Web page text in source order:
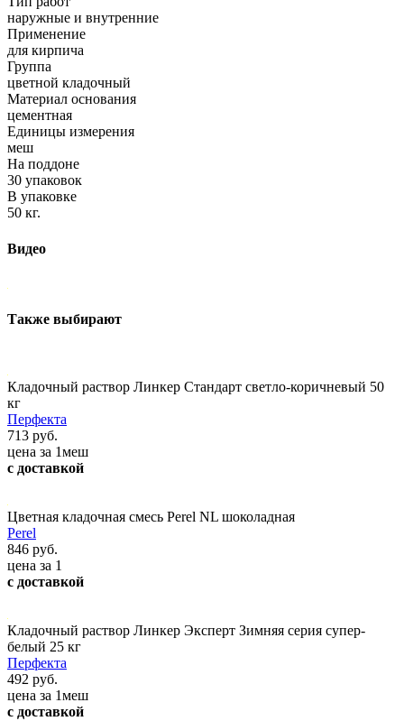
наружные и внутренние
Применение
для кирпича
Группа
цветной кладочный
Материал основания
цементная
Единицы измерения
меш
На поддоне
30 упаковок
В упаковке
50 кг.
Видео
Также выбирают
Кладочный раствор Линкер Стандарт светло-коричневый 50
кг
Перфекта
713 руб.
цена за 1меш
с доставкой
Цветная кладочная смесь Perel NL шоколадная
Perel
846 руб.
цена за 1
с доставкой
Кладочный раствор Линкер Эксперт Зимняя серия супер-
белый 25 кг
Перфекта
492 руб.
цена за 1меш
с доставкой